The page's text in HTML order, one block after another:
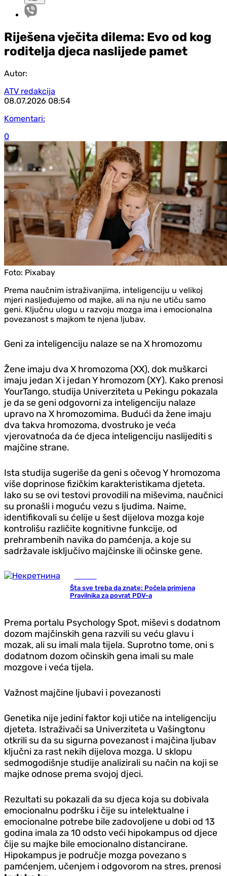
Riješena vječita dilema: Evo od kog
roditelja djeca naslijede pamet
Autor:
ATV redakcija
08.07.2026 08:54
Komentari:
0
Foto: Pixabay
Prema naučnim istraživanjima, inteligenciju u velikoj
mjeri nasljeđujemo od majke, ali na nju ne utiču samo
geni. Ključnu ulogu u razvoju mozga ima i emocionalna
povezanost s majkom te njena ljubav.
Geni za inteligenciju nalaze se na X hromozomu
Žene imaju dva X hromozoma (XX), dok muškarci
imaju jedan X i jedan Y hromozom (XY). Kako prenosi
YourTango, studija Univerziteta u Pekingu pokazala
je da se geni odgovorni za inteligenciju nalaze
upravo na X hromozomima. Budući da žene imaju
dva takva hromozoma, dvostruko je veća
vjerovatnoća da će djeca inteligenciju naslijediti s
majčine strane.
Ista studija sugeriše da geni s očevog Y hromozoma
više doprinose fizičkim karakteristikama djeteta.
Iako su se ovi testovi provodili na miševima, naučnici
su pronašli i moguću vezu s ljudima. Naime,
identifikovali su ćelije u šest dijelova mozga koje
kontrolišu različite kognitivne funkcije, od
prehrambenih navika do pamćenja, a koje su
sadržavale isključivo majčinske ili očinske gene.
Šta sve treba da znate: Počela primjena
Pravilnika za povrat PDV-a
Prema portalu Psychology Spot, miševi s dodatnom
dozom majčinskih gena razvili su veću glavu i
mozak, ali su imali mala tijela. Suprotno tome, oni s
dodatnom dozom očinskih gena imali su male
mozgove i veća tijela.
Važnost majčine ljubavi i povezanosti
Genetika nije jedini faktor koji utiče na inteligenciju
djeteta. Istraživači sa Univerziteta u Vašingtonu
otkrili su da su sigurna povezanost i majčina ljubav
ključni za rast nekih dijelova mozga. U sklopu
sedmogodišnje studije analizirali su način na koji se
majke odnose prema svojoj djeci.
Rezultati su pokazali da su djeca koja su dobivala
emocionalnu podršku i čije su intelektualne i
emocionalne potrebe bile zadovoljene u dobi od 13
godina imala za 10 odsto veći hipokampus od djece
čije su majke bile emocionalno distancirane.
Hipokampus je područje mozga povezano s
pamćenjem, učenjem i odgovorom na stres, prenosi